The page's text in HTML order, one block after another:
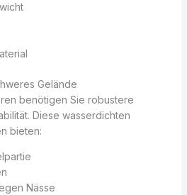
Gelände
benötigen Sie robustere
Diese wasserdichten
bieten:
Nässe